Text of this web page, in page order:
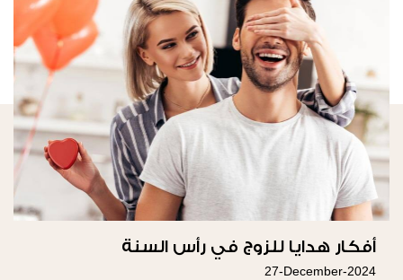
أفكار هدايا للزوج في رأس السنة
27-December-2024